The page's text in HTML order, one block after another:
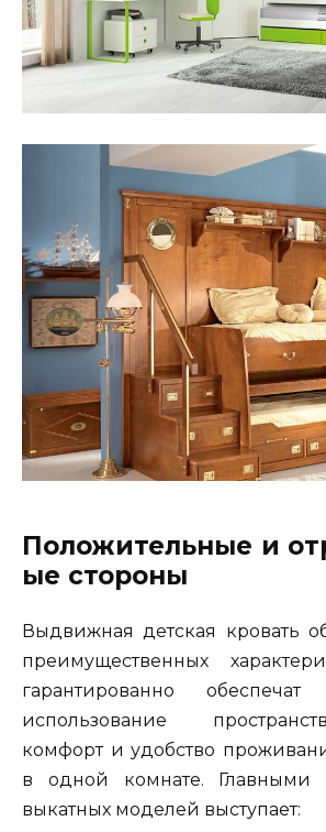
Положительные и
ые стороны
Выдвижная детская кровать
преимущественных
гарантированно обеспечат
использование
комфорт и удобство
в одной комнате. Главными
выкатных моделей выступает: